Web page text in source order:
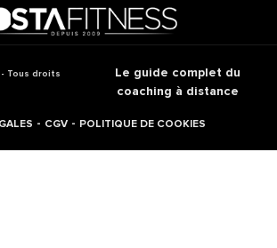
Tous droits
Le guide complet du
coaching à distance
- CGV- POLITIQUE DE COOKIES